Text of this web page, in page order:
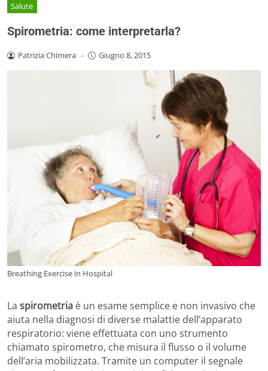
Salute
Spirometria: come interpretarla?
Patrizia Chimera - Giugno 8, 2015
Breathing Exercise in Hospital
La spirometria è un esame semplice e non invasivo che
aiuta nella diagnosi di diverse malattie dell’apparato
respiratorio: viene effettuata con uno strumento
chiamato spirometro, che misura il flusso o il volume
dell’aria mobilizzata. Tramite un computer il segnale